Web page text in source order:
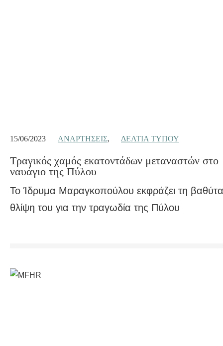
15/06/2023 ΑΝΑΡΤΉΣΕΙΣ, ΔΕΛΤΊΑ ΤΎΠΟΥ
Τραγικός χαμός εκατοντάδων μεταναστών στο
ναυάγιο της Πύλου
Το Ίδρυμα Μαραγκοπούλου εκφράζει τη
θλίψη του για την τραγωδία της Πύλου